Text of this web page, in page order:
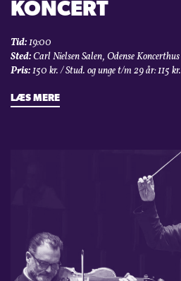
KONCERT
Tid:19:00
Sted:Carl Nielsen Salen, Odense Koncerthus
Pris:150 kr. / Stud. og unge t/m 29 år: 115 kr.
LÆS MERE